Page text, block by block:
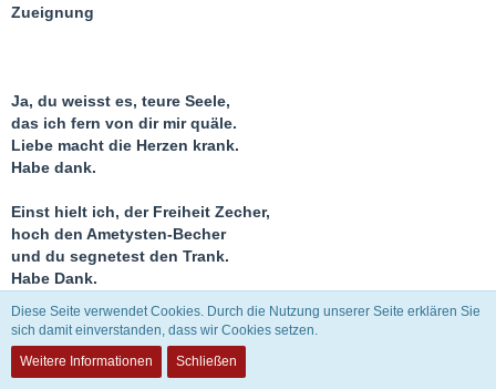
Zueignung
Ja, du weisst es, teure Seele,
das ich fern von dir mir quäle.
Liebe macht die Herzen krank.
Habe dank.
Einst hielt ich, der Freiheit Zecher,
hoch den Ametysten-Becher
und du segnetest den Trank.
Habe Dank.
Und beschworst darin die Bösen,
bis ich, was ich nie gewesen,
heilig, heilig an’s Herz dir sank.
Diese Seite verwendet Cookies. Durch die Nutzung unserer Seite erklären Sie
sich damit einverstanden, dass wir Cookies setzen.
Weitere Informationen
Schließen